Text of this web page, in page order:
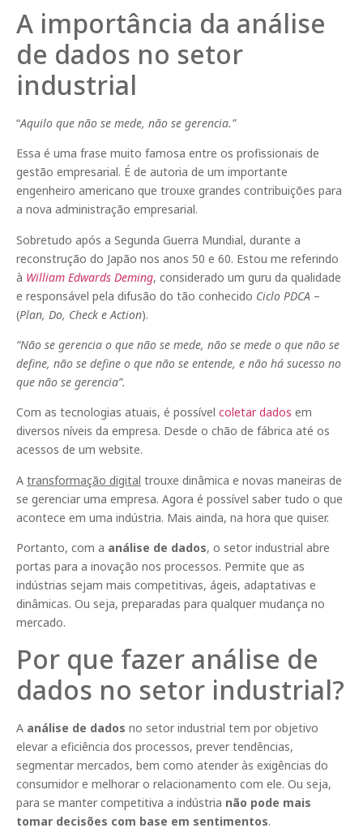
A importância da análise
de dados no setor
industrial
“Aquilo que não se mede, não se gerencia.”
Essa é uma frase muito famosa entre os profissionais de
gestão empresarial. É de autoria de um importante
engenheiro americano que trouxe grandes contribuições para
a nova administração empresarial.
Sobretudo após a Segunda Guerra Mundial, durante a
reconstrução do Japão nos anos 50 e 60. Estou me referindo
à William Edwards Deming, considerado um guru da qualidade
e responsável pela difusão do tão conhecido Ciclo PDCA –
(Plan, Do, Check e Action).
“Não se gerencia o que não se mede, não se mede o que não se
define, não se define o que não se entende, e não há sucesso no
que não se gerencia”.
Com as tecnologias atuais, é possível coletar dados em
diversos níveis da empresa. Desde o chão de fábrica até os
acessos de um website.
A transformação digital trouxe dinâmica e novas maneiras de
se gerenciar uma empresa. Agora é possível saber tudo o que
acontece em uma indústria. Mais ainda, na hora que quiser.
Portanto, com a análise de dados, o setor industrial abre
portas para a inovação nos processos. Permite que as
indústrias sejam mais competitivas, ágeis, adaptativas e
dinâmicas. Ou seja, preparadas para qualquer mudança no
mercado.
Por que fazer análise de
dados no setor industrial?
A análise de dados no setor industrial tem por objetivo
elevar a eficiência dos processos, prever tendências,
segmentar mercados, bem como atender às exigências do
consumidor e melhorar o relacionamento com ele. Ou seja,
para se manter competitiva a indústria não pode mais
tomar decisões com base em sentimentos.